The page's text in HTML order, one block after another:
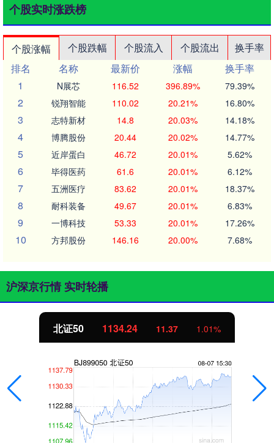
个股实时涨跌榜
个股涨幅 个股跌幅 个股流入 个股流出
换手率
排名
名称 最新价 涨幅
换手率
1
N展芯 116.52 396.89% 79.39%
2 锐翔智能 110.02 20.21% 16.80%
3 志特新材 14.8 20.03% 14.18%
4 博腾股份 20.44 20.02% 14.77%
5 近岸蛋白 46.72 20.01% 5.62%
6 毕得医药 61.6 20.01% 6.12%
7 五洲医疗 83.62 20.01% 18.37%
8 耐科装备 49.67 20.01% 6.83%
9 一博科技 53.33 20.01% 17.26%
10 方邦股份 146.16 20.00% 7.68%
沪深京行情 实时轮播
北证50 1134.24 11.37 1.01%